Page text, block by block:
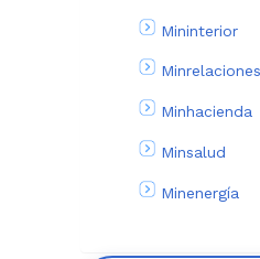
Mininterior
Minrelaciones
Minhacienda
Minsalud
Minenergía